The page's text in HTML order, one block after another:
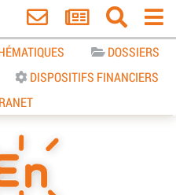
DOSSIERS
DISPOSITIFS FINANCIERS